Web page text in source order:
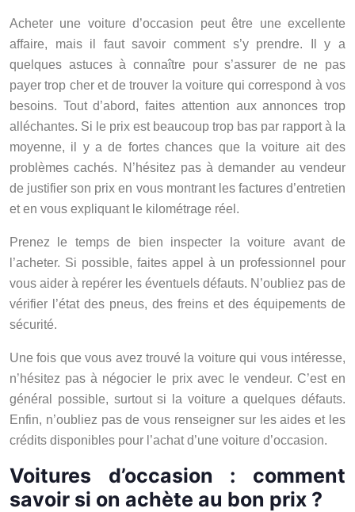
Acheter une voiture d’occasion peut être une excellente
affaire, mais il faut savoir comment s’y prendre. Il y a
quelques astuces à connaître pour s’assurer de ne pas
payer trop cher et de trouver la voiture qui correspond à vos
besoins. Tout d’abord, faites attention aux annonces trop
alléchantes. Si le prix est beaucoup trop bas par rapport à la
moyenne, il y a de fortes chances que la voiture ait des
problèmes cachés. N’hésitez pas à demander au vendeur
de justifier son prix en vous montrant les factures d’entretien
et en vous expliquant le kilométrage réel.
Prenez le temps de bien inspecter la voiture avant de
l’acheter. Si possible, faites appel à un professionnel pour
vous aider à repérer les éventuels défauts. N’oubliez pas de
vérifier l’état des pneus, des freins et des équipements de
sécurité.
Une fois que vous avez trouvé la voiture qui vous intéresse,
n’hésitez pas à négocier le prix avec le vendeur. C’est en
général possible, surtout si la voiture a quelques défauts.
Enfin, n’oubliez pas de vous renseigner sur les aides et les
crédits disponibles pour l’achat d’une voiture d’occasion.
Voitures d’occasion : comment
savoir si on achète au bon prix ?